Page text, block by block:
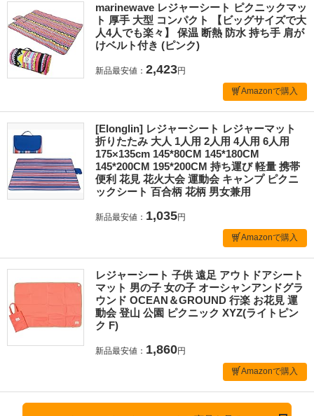
marinewave レジャーシート ピクニックマッ
ト 厚手 大型 コンパクト 【ビッグサイズで大
人4人でも楽々】 保温 断熱 防水 持ち手 肩が
けベルト付き (ピンク)
新品最安値： 2,423円
Amazonで購入
[Elonglin] レジャーシート レジャーマット
折りたたみ 大人 1人用 2人用 4人用 6人用
175×135cm 145*80CM 145*180CM
145*200CM 195*200CM 持ち運び 軽量 携帯
便利 花見 花火大会 運動会 キャンプ ピクニ
ックシート 百合柄 花柄 男女兼用
新品最安値： 1,035円
Amazonで購入
レジャーシート 子供 遠足 アウトドアシート
マット 男の子 女の子 オーシャンアンドグラ
ウンド OCEAN＆GROUND 行楽 お花見 運
動会 登山 公園 ピクニック XYZ(ライトピン
ク F)
新品最安値： 1,860円
Amazonで購入